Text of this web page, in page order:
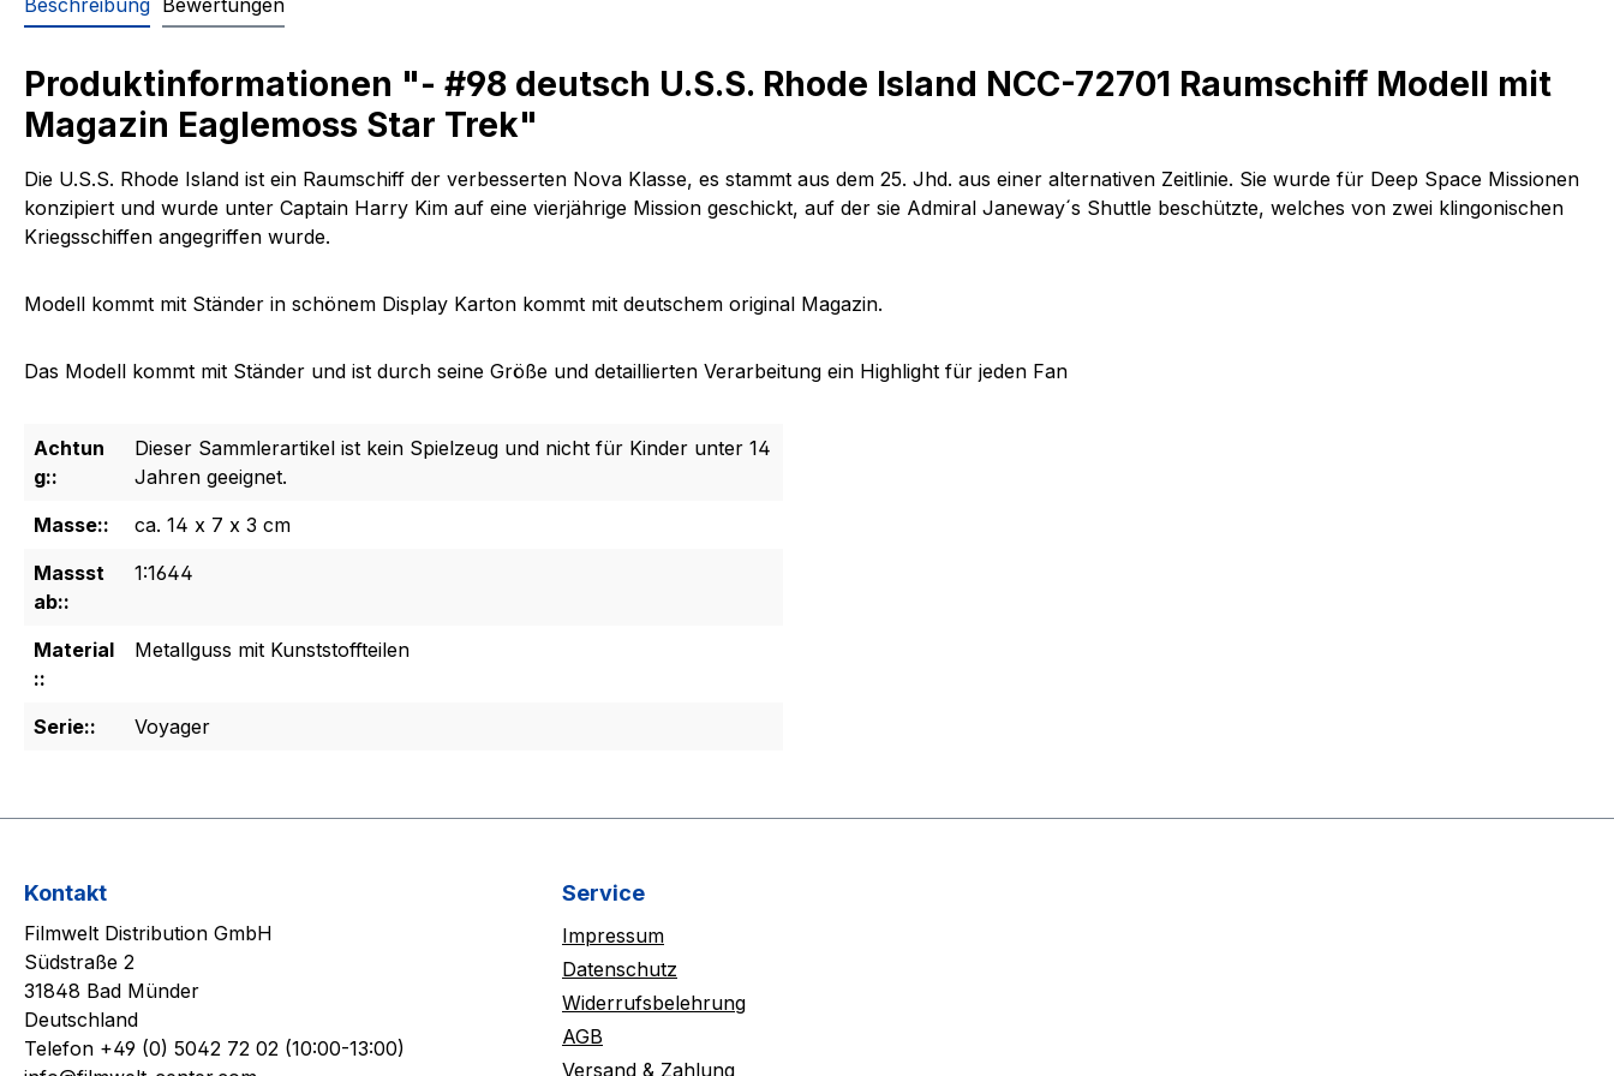
Beschreibung Bewertungen
Produktinformationen "- #98 deutsch U.S.S. Rhode Island NCC-72701 Raumschiff Modell mit
Magazin Eaglemoss Star Trek"
Die U.S.S. Rhode Island ist ein Raumschiff der verbesserten Nova Klasse, es stammt aus dem 25. Jhd. aus einer alternativen Zeitlinie. Sie wurde für Deep Space Missionen
konzipiert und wurde unter Captain Harry Kim auf eine vierjährige Mission geschickt, auf der sie Admiral Janeway´s Shuttle beschützte, welches von zwei klingonischen
Kriegsschiffen angegriffen wurde.
Modell kommt mit Ständer in schönem Display Karton kommt mit deutschem original Magazin.
Das Modell kommt mit Ständer und ist durch seine Größe und detaillierten Verarbeitung ein Highlight für jeden Fan
Achtun
g::
Dieser Sammlerartikel ist kein Spielzeug und nicht für Kinder unter 14
Jahren geeignet.
Masse::
ca. 14 x 7 x 3 cm
Massst
ab::
1:1644
Material
::
Metallguss mit Kunststoffteilen
Serie:: Voyager
Kontakt
Filmwelt Distribution GmbH
Südstraße 2
31848 Bad Münder
Deutschland
Telefon +49 (0) 5042 72 02 (10:00-13:00)
Service
Impressum
Datenschutz
Widerrufsbelehrung
AGB
Versand & Zahlung